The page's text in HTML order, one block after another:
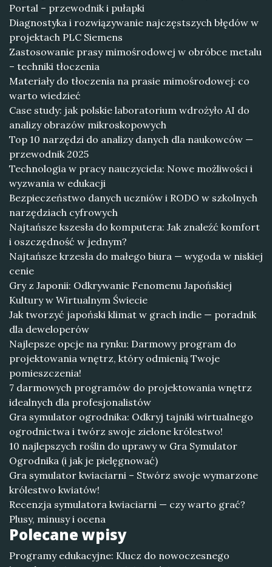
Portal – przewodnik i pułapki
Diagnostyka i rozwiązywanie najczęstszych błędów w
projektach PLC Siemens
Zastosowanie prasy mimośrodowej w obróbce metalu
– techniki tłoczenia
Materiały do tłoczenia na prasie mimośrodowej: co
warto wiedzieć
Case study: jak polskie laboratorium wdrożyło AI do
analizy obrazów mikroskopowych
Top 10 narzędzi do analizy danych dla naukowców —
przewodnik 2025
Technologia w pracy nauczyciela: Nowe możliwości i
wyzwania w edukacji
Bezpieczeństwo danych uczniów i RODO w szkolnych
narzędziach cyfrowych
Najtańsze kszesła do komputera: Jak znaleźć komfort
i oszczędność w jednym?
Najtańsze krzesła do małego biura — wygoda w niskiej
cenie
Gry z Japonii: Odkrywanie Fenomenu Japońskiej
Kultury w Wirtualnym Świecie
Jak tworzyć japoński klimat w grach indie — poradnik
dla deweloperów
Najlepsze opcje na rynku: Darmowy program do
projektowania wnętrz, który odmienią Twoje
pomieszczenia!
7 darmowych programów do projektowania wnętrz
idealnych dla profesjonalistów
Gra symulator ogrodnika: Odkryj tajniki wirtualnego
ogrodnictwa i twórz swoje zielone królestwo!
10 najlepszych roślin do uprawy w Gra Symulator
Ogrodnika (i jak je pielęgnować)
Gra symulator kwiaciarni – Stwórz swoje wymarzone
królestwo kwiatów!
Recenzja symulatora kwiaciarni — czy warto grać?
Plusy, minusy i ocena
Polecane wpisy
Programy edukacyjne: Klucz do nowoczesnego